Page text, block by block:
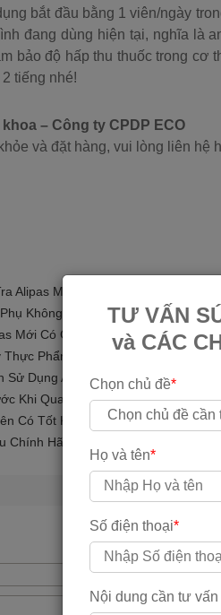
bắt đầu bằng 1 viên/ngày
đang dùng hiện tại, nghĩa là
bảo độ hấp thu thuốc trong cơ
tiếng nhé!
– Công ty CPDP ECO
và đặt hàng, vui lòng liên hệ
Alipas Mới Chính Hãng
Không?
Mới Có Gì Vượt Trội Hơn?
Phẩm Chức Năng?
Dụng Alipas Mới?
Khi Quan Hệ Bao Lâu Cho Hiệu
Có Tốt Không?
Hãng? Giá Bao Nhiêu Tiền?
TƯ VẤN
và CÁC
Chọn chủ đề*
Họ và tên*
Số điện thoại*
Nội dung cần tư vấn